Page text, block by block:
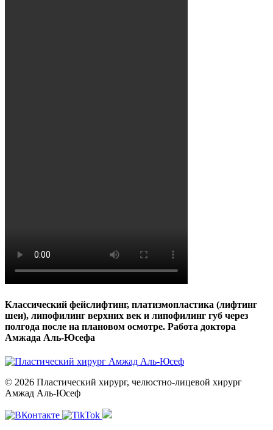
Классический фейслифтинг, платизмопластика (лифтинг
шеи), липофилинг верхних век и липофилинг губ через
полгода после на плановом осмотре. Работа доктора
Амжада Аль-Юсефа
© 2026 Пластический хирург, челюстно-лицевой хирург
Амжад Аль-Юсеф